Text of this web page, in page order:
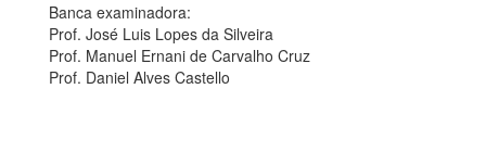
Banca examinadora:
Prof. José Luis Lopes da Silveira
Prof. Manuel Ernani de Carvalho Cruz
Prof. Daniel Alves Castello